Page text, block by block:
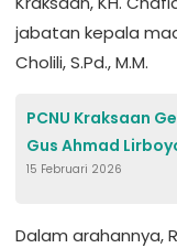
jabatan kepala
Cholili, S.Pd., M.M.
PCNU Kraksaan
Gus Ahmad
15 Februari 2026
Dalam arahannya,